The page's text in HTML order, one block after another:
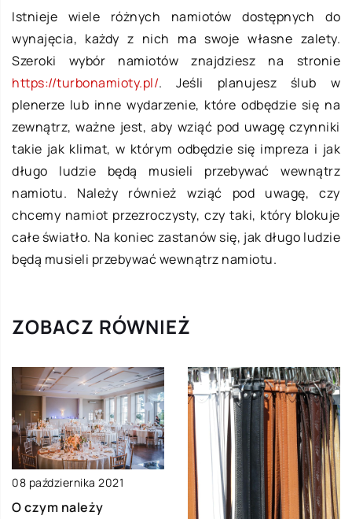
Istnieje wiele różnych namiotów dostępnych do
wynajęcia, każdy z nich ma swoje własne zalety.
Szeroki wybór namiotów znajdziesz na stronie
https://turbonamioty.pl/. Jeśli planujesz ślub w
plenerze lub inne wydarzenie, które odbędzie się na
zewnątrz, ważne jest, aby wziąć pod uwagę czynniki
takie jak klimat, w którym odbędzie się impreza i jak
długo ludzie będą musieli przebywać wewnątrz
namiotu. Należy również wziąć pod uwagę, czy
chcemy namiot przezroczysty, czy taki, który blokuje
całe światło. Na koniec zastanów się, jak długo ludzie
będą musieli przebywać wewnątrz namiotu.
ZOBACZ RÓWNIEŻ
08 października 2021
O czym należy